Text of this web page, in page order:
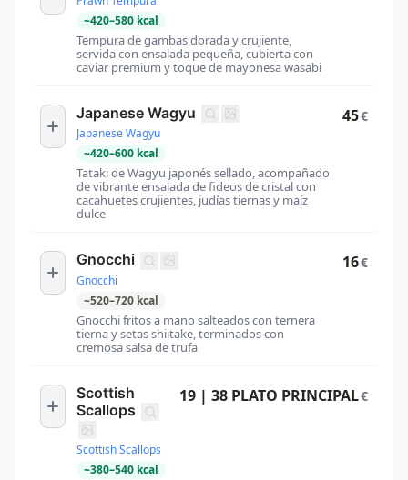
~420–580 kcal
Tempura de gambas dorada y crujiente,
servida con ensalada pequeña, cubierta con
caviar premium y toque de mayonesa wasabi
Japanese Wagyu
Japanese Wagyu
~420–600 kcal
Tataki de Wagyu japonés sellado, acompañado
de vibrante ensalada de fideos de cristal con
cacahuetes crujientes, judías tiernas y maíz
dulce
45€
Gnocchi
Gnocchi
~520–720 kcal
Gnocchi fritos a mano salteados con ternera
tierna y setas shiitake, terminados con
cremosa salsa de trufa
16€
Scottish
Scallops
Scottish Scallops
~380–540 kcal
19 | 38 PLATO PRINCIPAL€